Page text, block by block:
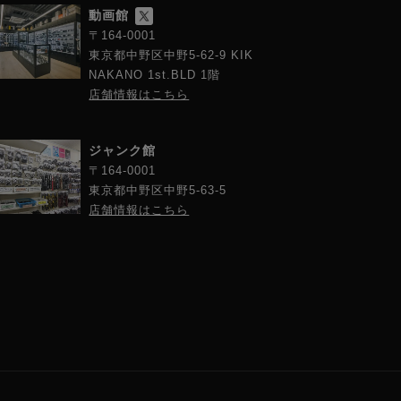
動画館
〒164-0001
東京都中野区中野5-62-9 KIK
NAKANO 1st.BLD 1階
店舗情報はこちら
ジャンク館
〒164-0001
東京都中野区中野5-63-5
店舗情報はこちら